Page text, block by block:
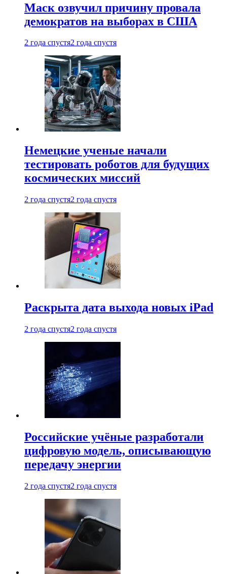
Маск озвучил причину провала
демократов на выборах в США
2 года спустя2 года спустя
Немецкие ученые начали
тестировать роботов для будущих
космических миссий
2 года спустя2 года спустя
Раскрыта дата выхода новых iPad
2 года спустя2 года спустя
Российские учёные разработали
цифровую модель, описывающую
передачу энергии
2 года спустя2 года спустя